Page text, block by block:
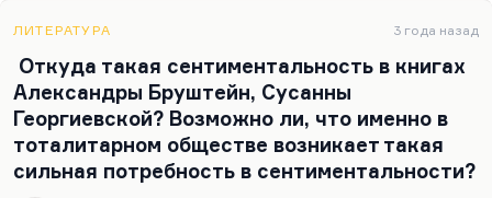
Иван Семенович, рискну сказать, в каком-то
отношении даже учитель (потому что
европейскую культуру он знал гораздо лучше, да
и сам был европейцем)… Так вот – Иван
Семенович, когда мы обсуждали Уайльда (а
Уайльд был одним из любимых его писателей),
ЛИТЕРАТУРА 3 года назад
Откуда такая сентиментальность в книгах
Александры Бруштейн, Сусанны
Георгиевской? Возможно ли, что именно в
тоталитарном обществе возникает такая
сильная потребность в сентиментальности?